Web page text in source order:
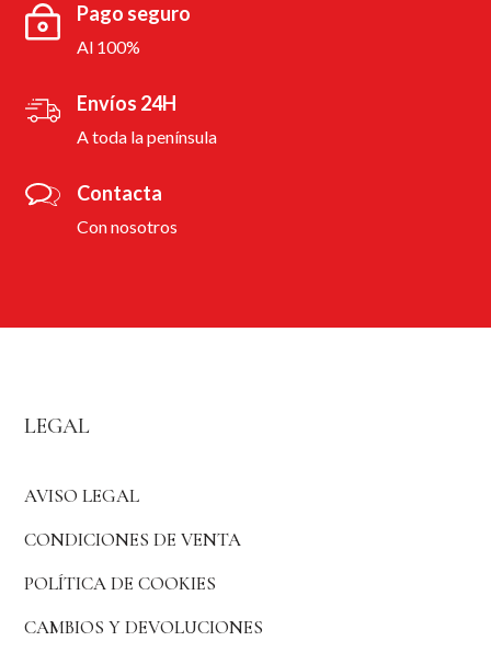
Pago seguro
Al 100%
Envíos 24H
A toda la península
Contacta
Con nosotros
LEGAL
AVISO LEGAL
CONDICIONES DE VENTA
POLÍTICA DE COOKIES
CAMBIOS Y DEVOLUCIONES